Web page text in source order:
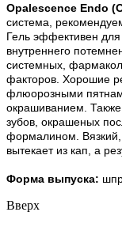
Opalescence Endo
система,
Гель эффективен для
внутреннего
системных,
факторов. Хорошие
флюорозными
окрашиванием. Также
зубов, окрашеных
формалином. Вязкий,
вытекает из кап, а
Форма выпуска:
Вверх